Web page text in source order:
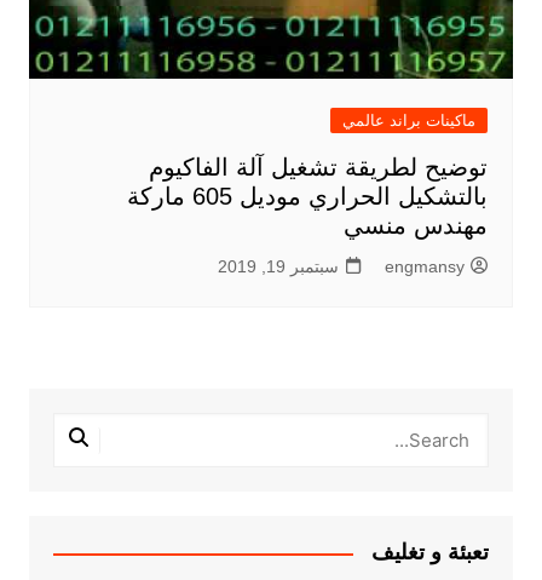
ماكينات براند عالمي
توضيح لطريقة تشغيل آلة الفاكيوم
بالتشكيل الحراري موديل 605 ماركة
مهندس منسي
engmansy سبتمبر 19, 2019
تعبئة و تغليف